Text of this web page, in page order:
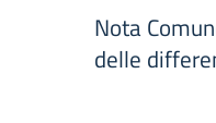
Nota
delle